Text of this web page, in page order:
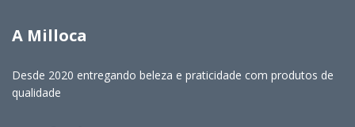
A Milloca
Desde 2020 entregando beleza e praticidade com produtos de
qualidade